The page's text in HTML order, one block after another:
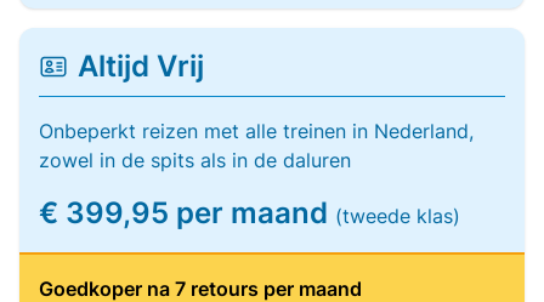
Altijd Vrij
Onbeperkt reizen met alle treinen in Nederland,
zowel in de spits als in de daluren
€ 399,95 per maand (tweede klas)
Goedkoper na 7 retours per maand